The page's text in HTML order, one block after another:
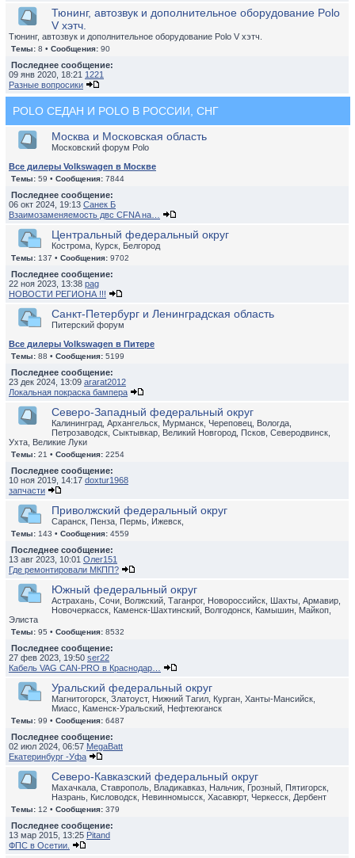
Тюнинг, автозвук и дополнительное оборудование Polo
V хэтч.
Тюнинг, автозвук и дополнительное оборудование Polo V хэтч.
Темы: 8 • Сообщения: 90
Последнее сообщение:
09 янв 2020, 18:21 1221
Разные вопросики
POLO СЕДАН И POLO В РОССИИ, СНГ
Москва и Московская область
Московский форум Polo
Все дилеры Volkswagen в Москве
Темы: 59 • Сообщения: 7844
Последнее сообщение:
06 окт 2024, 19:13 Санек Б
Взаимозаменяемость двс CFNA на…
Центральный федеральный округ
Кострома, Курск, Белгород
Темы: 137 • Сообщения: 9702
Последнее сообщение:
22 ноя 2023, 13:38 pag
НОВОСТИ РЕГИОНА !!!
Санкт-Петербург и Ленинградская область
Питерский форум
Все дилеры Volkswagen в Питере
Темы: 88 • Сообщения: 5199
Последнее сообщение:
23 дек 2024, 13:09 ararat2012
Локальная покраска бампера
Северо-Западный федеральный округ
Калининград, Архангельск, Мурманск, Череповец, Вологда,
Петрозаводск, Сыктывкар, Великий Новгород, Псков, Северодвинск,
Ухта, Великие Луки
Темы: 21 • Сообщения: 2254
Последнее сообщение:
10 ноя 2019, 14:17 doxtur1968
запчасти
Приволжский федеральный округ
Саранск, Пенза, Пермь, Ижевск,
Темы: 143 • Сообщения: 4559
Последнее сообщение:
13 авг 2023, 10:01 Олег151
Где ремонтировали МКПП?
Южный федеральный округ
Астрахань, Сочи, Волжский, Таганрог, Новороссийск, Шахты, Армавир,
Новочеркасск, Каменск-Шахтинский, Волгодонск, Камышин, Майкоп,
Элиста
Темы: 95 • Сообщения: 8532
Последнее сообщение:
27 фев 2023, 19:50 ser22
Кабель VAG CAN-PRO в Краснодар…
Уральский федеральный округ
Магнитогорск, Златоуст, Нижний Тагил, Курган, Ханты-Мансийск,
Миасс, Каменск-Уральский, Нефтеюганск
Темы: 99 • Сообщения: 6487
Последнее сообщение:
02 июл 2024, 06:57 MegaBatt
Екатеринбург -Уфа
Северо-Кавказский федеральный округ
Махачкала, Ставрополь, Владикавказ, Нальчик, Грозный, Пятигорск,
Назрань, Кисловодск, Невинномысск, Хасавюрт, Черкесск, Дербент
Темы: 12 • Сообщения: 379
Последнее сообщение:
13 мар 2015, 13:25 Pitand
ФПС в Осетии.